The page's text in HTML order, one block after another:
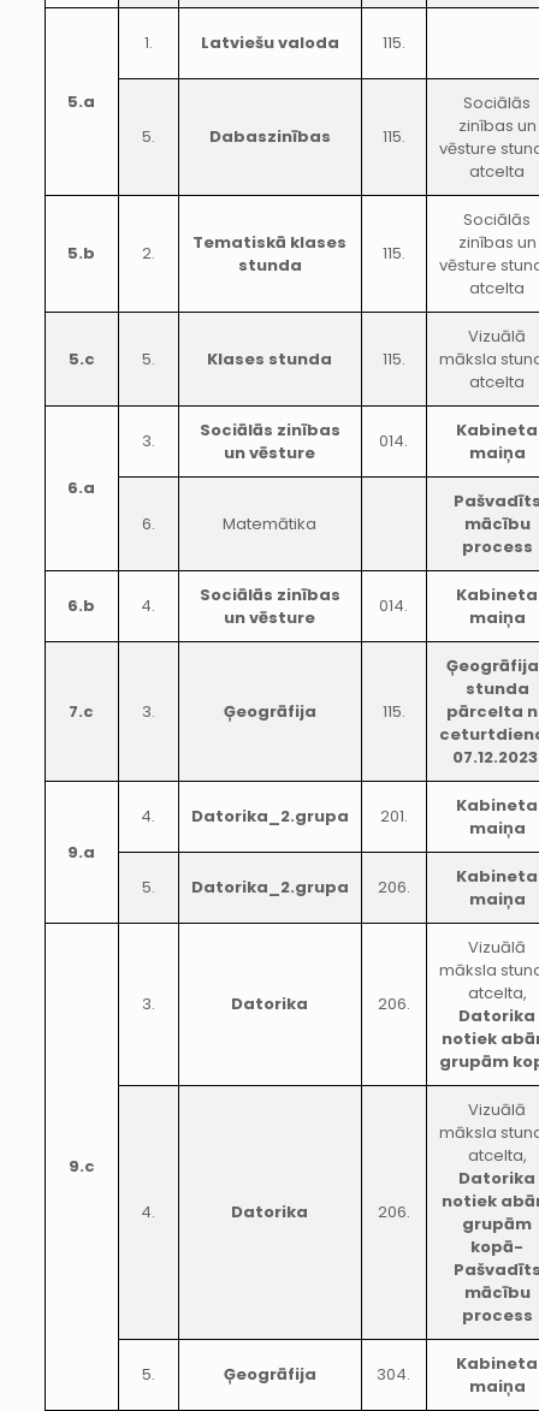
5.a
1. Latviešu valoda 115.
5. Dabaszinības 115.
Sociālās
zinības un
vēsture
atcelta
5.b 2.
Tematiskā klases
stunda
115.
Sociālās
zinības un
vēsture
atcelta
5.c 5. Klases stunda 115.
Vizuālā
māksla
atcelta
6.a
3.
Sociālās zinības
un vēsture
014.
Kabineta
maiņa
6. Matemātika
mācību
process
6.b 4.
Sociālās zinības
un vēsture
014.
Kabineta
maiņa
7.c 3. Ģeogrāfija 115.
stunda
pārcelta
9.a
4. Datorika_2.grupa 201.
Kabineta
maiņa
5. Datorika_2.grupa 206.
Kabineta
maiņa
9.c
3. Datorika 206.
Vizuālā
māksla
atcelta,
Datorika
notiek
grupām
4. Datorika 206.
Vizuālā
māksla
atcelta,
Datorika
notiek
grupām
kopā-
mācību
process
5. Ģeogrāfija 304.
Kabineta
maiņa